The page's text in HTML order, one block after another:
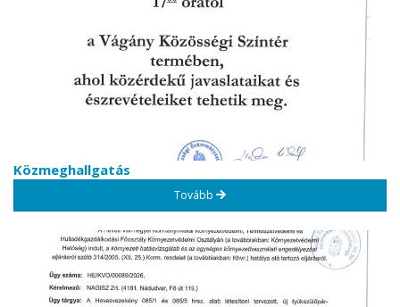
Közmeghallgatás
Tovább